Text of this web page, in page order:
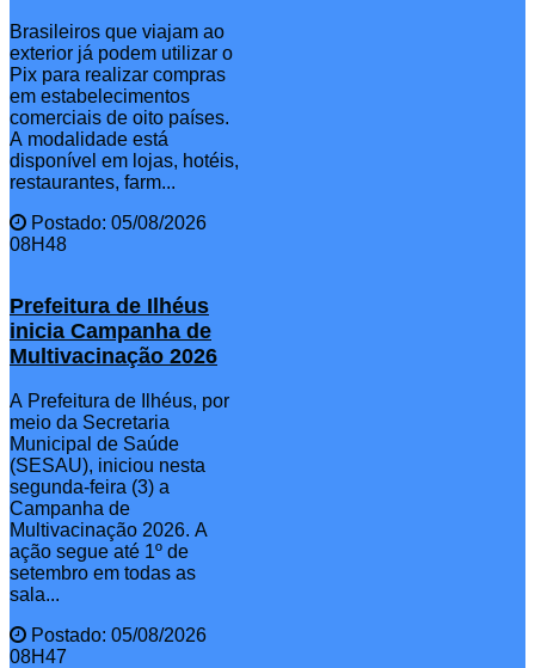
Brasileiros que viajam ao
exterior já podem utilizar o
Pix para realizar compras
em estabelecimentos
comerciais de oito países.
A modalidade está
disponível em lojas, hotéis,
restaurantes, farm...
Postado: 05/08/2026
08H48
Prefeitura de Ilhéus
inicia Campanha de
Multivacinação 2026
A Prefeitura de Ilhéus, por
meio da Secretaria
Municipal de Saúde
(SESAU), iniciou nesta
segunda-feira (3) a
Campanha de
Multivacinação 2026. A
ação segue até 1º de
setembro em todas as
sala...
Postado: 05/08/2026
08H47